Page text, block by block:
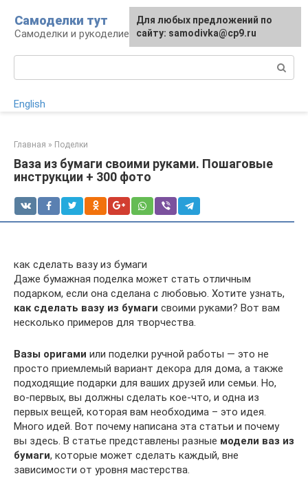
контенту
Самоделки тут
Самоделки и рукоделие для дома и участка
English
Главная » Поделки
Ваза из бумаги своими руками. Пошаговые
инструкции + 300 фото
как сделать вазу из бумаги
Даже бумажная поделка может стать отличным
подарком, если она сделана с любовью. Хотите узнать,
как сделать вазу из бумаги своими руками? Вот вам
несколько примеров для творчества.
Вазы оригами или поделки ручной работы — это не
просто приемлемый вариант декора для дома, а также
подходящие подарки для ваших друзей или семьи. Но,
во-первых, вы должны сделать кое-что, и одна из
первых вещей, которая вам необходима – это идея.
Много идей. Вот почему написана эта статьи и почему
вы здесь. В статье представлены разные модели ваз из
бумаги, которые может сделать каждый, вне
зависимости от уровня мастерства.
Для любых предложений по
сайту: samodivka@cp9.ru